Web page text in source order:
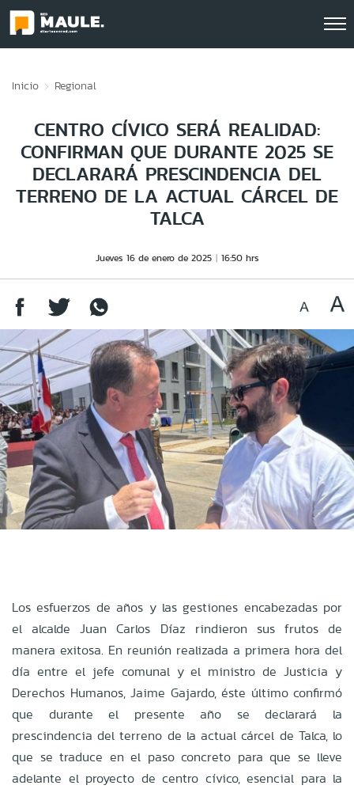
Inicio Regional
CENTRO CÍVICO SERÁ REALIDAD:
CONFIRMAN QUE DURANTE 2025 SE
DECLARARÁ PRESCINDENCIA DEL
TERRENO DE LA ACTUAL CÁRCEL DE
TALCA
Jueves 16 de enero de 2025 16:50 hrs
Los esfuerzos de años y las gestiones encabezadas por
el alcalde Juan Carlos Díaz rindieron sus frutos de
manera exitosa. En reunión realizada a primera hora del
día entre el jefe comunal y el ministro de Justicia y
Derechos Humanos, Jaime Gajardo, éste último confirmó
que durante el presente año se declarará la
prescindencia del terreno de la actual cárcel de Talca, lo
que se traduce en el paso concreto para que se lleve
adelante el proyecto de centro cívico, esencial para la